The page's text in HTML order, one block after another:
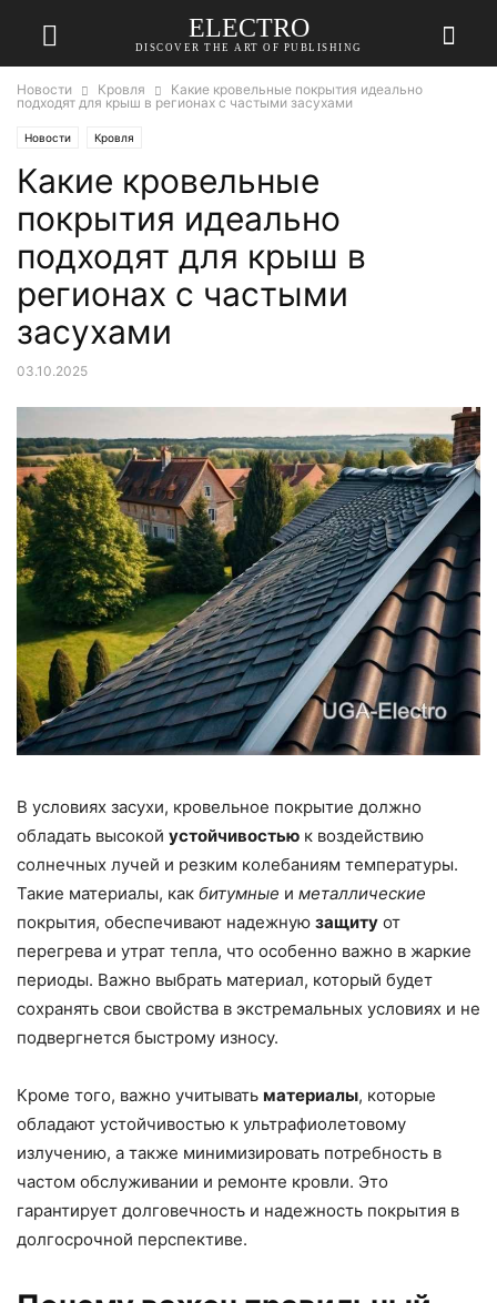
ELECTRO
DISCOVER THE ART OF PUBLISHING
Новости Кровля
Какие кровельные покрытия идеально
подходят для крыш в регионах с частыми засухами
Новости Кровля
Какие кровельные
покрытия идеально
подходят для крыш в
регионах с частыми
засухами
03.10.2025
В условиях засухи, кровельное покрытие должно
обладать высокой устойчивостью к воздействию
солнечных лучей и резким колебаниям температуры.
Такие материалы, как битумные и металлические
покрытия, обеспечивают надежную защиту от
перегрева и утрат тепла, что особенно важно в жаркие
периоды. Важно выбрать материал, который будет
сохранять свои свойства в экстремальных условиях и не
подвергнется быстрому износу.
Кроме того, важно учитывать материалы, которые
обладают устойчивостью к ультрафиолетовому
излучению, а также минимизировать потребность в
частом обслуживании и ремонте кровли. Это
гарантирует долговечность и надежность покрытия в
долгосрочной перспективе.